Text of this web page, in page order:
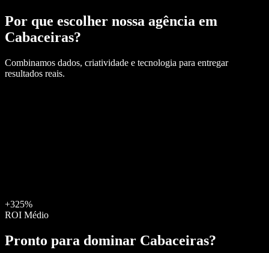
Por que escolher nossa agência em
Cabaceiras?
Combinamos dados, criatividade e tecnologia para entregar
resultados reais.
+325%
ROI Médio
Pronto para dominar Cabaceiras?